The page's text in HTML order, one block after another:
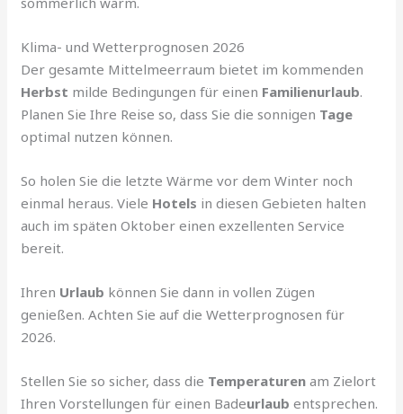
Klima- und Wetterprognosen 2026
Der gesamte Mittelmeerraum bietet im kommenden
Herbst milde Bedingungen für einen Familienurlaub.
Planen Sie Ihre Reise so, dass Sie die sonnigen Tage
optimal nutzen können.
So holen Sie die letzte Wärme vor dem Winter noch
einmal heraus. Viele Hotels in diesen Gebieten halten
auch im späten Oktober einen exzellenten Service
bereit.
Ihren Urlaub können Sie dann in vollen Zügen
genießen. Achten Sie auf die Wetterprognosen für
2026.
Stellen Sie so sicher, dass die Temperaturen am Zielort
Ihren Vorstellungen für einen Badeurlaub entsprechen.